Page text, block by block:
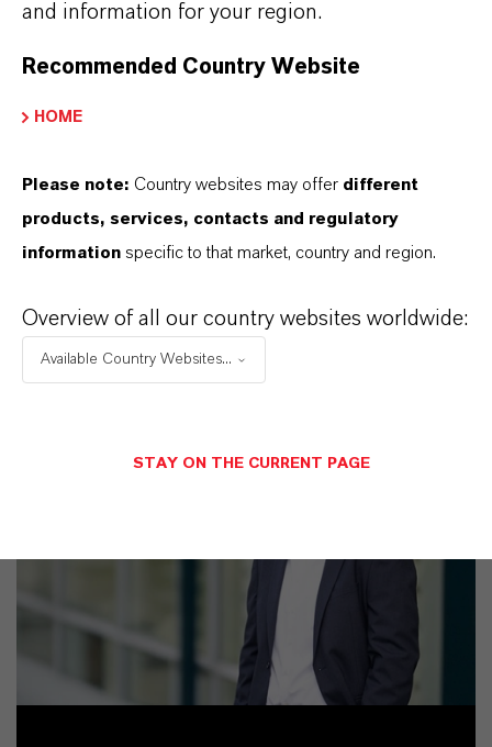
LANXESS der richtige Partner für Ihr Unternehmen
IM MITTELPUNKT STEHEN SIE: UNSERE
11 Gründe, warum LANXESS der richtige
Partner für Ihr Unternehmen ist
and information for your region.
Recommended Country Website
HOME
Please note: Country websites may offer different
products, services, contacts and regulatory
information specific to that market, country and region.
Overview of all our country websites worldwide:
Available Country Websites...
STAY ON THE CURRENT PAGE